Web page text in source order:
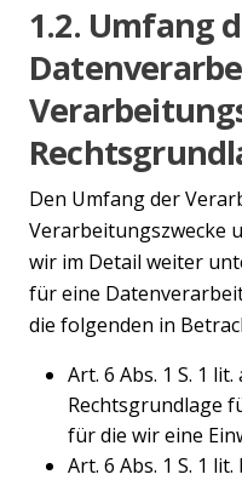
1.2. Umfang
Den Umfang der
Verarbeitungszwecke
wir im Detail weiter
für eine
die folgenden in
Art. 6 Abs. 1 S. 1
Rechtsgrundlage
für die wir eine
Art. 6 Abs. 1 S. 1